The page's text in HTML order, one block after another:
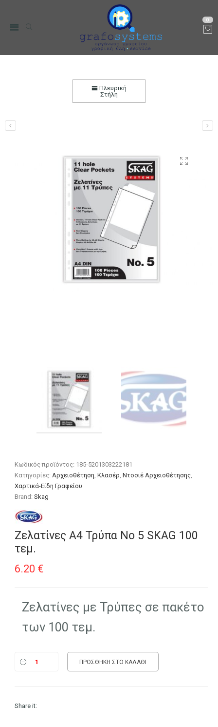
0
Χαρτικά-Είδη Γραφείου Αρχειοθέτηση
Πλευρική
Στήλη
Κωδικός προϊόντος: 185-5201303222181
Κατηγορίες:Αρχειοθέτηση,Κλασέρ,Ντοσιέ Αρχειοθέτησης,
Χαρτικά-Είδη Γραφείου
Brand:Skag
Ζελατίνες Α4 Τρύπα Νο 5 SKAG 100
τεμ.
6.20 €
Ζελατίνες με Τρύπες σε πακέτο
των 100 τεμ.
ΠΡΟΣΘΉΚΗ ΣΤΟ ΚΑΛΆΘΙ
Share it: